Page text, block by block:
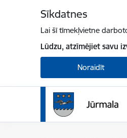
Sīkdatnes
Lai šī tīmekļvietne
Lūdzu, atzīmējiet savu
Noraidīt